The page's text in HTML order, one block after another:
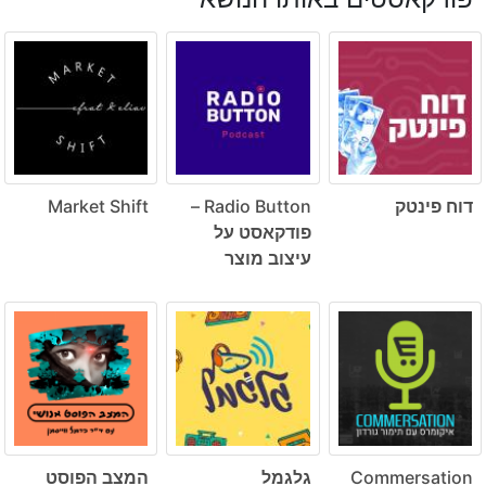
דוח פינטק
Radio Button –
פודקאסט על
עיצוב מוצר
Market Shift
Commersation גלגמל המצב הפוסט